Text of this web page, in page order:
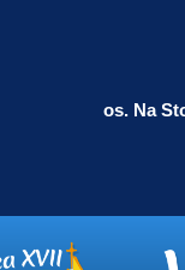
os. Na